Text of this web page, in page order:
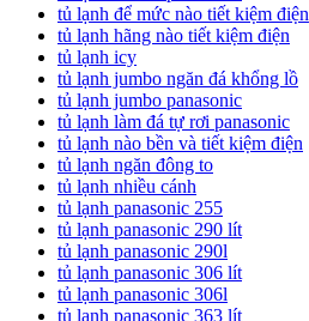
tủ lạnh để mức nào tiết kiệm điện
tủ lạnh hãng nào tiết kiệm điện
tủ lạnh icy
tủ lạnh jumbo ngăn đá khổng lồ
tủ lạnh jumbo panasonic
tủ lạnh làm đá tự rơi panasonic
tủ lạnh nào bền và tiết kiệm điện
tủ lạnh ngăn đông to
tủ lạnh nhiều cánh
tủ lạnh panasonic 255
tủ lạnh panasonic 290 lít
tủ lạnh panasonic 290l
tủ lạnh panasonic 306 lít
tủ lạnh panasonic 306l
tủ lạnh panasonic 363 lít